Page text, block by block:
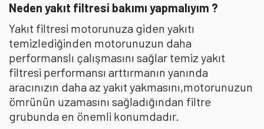
Neden yakıt filtresi bakımı yapmalıyım ?
Yakıt filtresi motorunuza giden yakıtı
temizlediğinden motorunuzun daha
performanslı çalışmasını sağlar temiz yakıt
filtresi performansı arttırmanın yanında
aracınızın daha az yakıt yakmasını,motorunuzun
ömrünün uzamasını sağladığından filtre
grubunda en önemli konumdadır.